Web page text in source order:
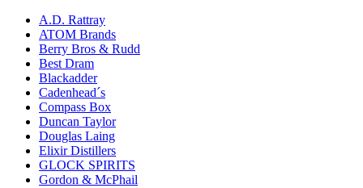
A.D. Rattray
ATOM Brands
Berry Bros & Rudd
Best Dram
Blackadder
Cadenhead´s
Compass Box
Duncan Taylor
Douglas Laing
Elixir Distillers
GLOCK SPIRITS
Gordon & McPhail